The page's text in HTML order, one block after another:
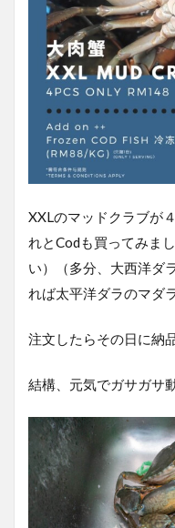
XXLのマッドクラブが
れとCodも買ってみま
い）（多分、大西洋ダ
れば太平洋ダラのマダ
注文したらその日に納品
結構、元気でガサガサ